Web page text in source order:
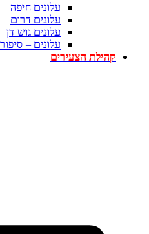
עלונים חיפה
עלונים דרום
עלונים גוש דן
עלונים –
קהילת הצעירים